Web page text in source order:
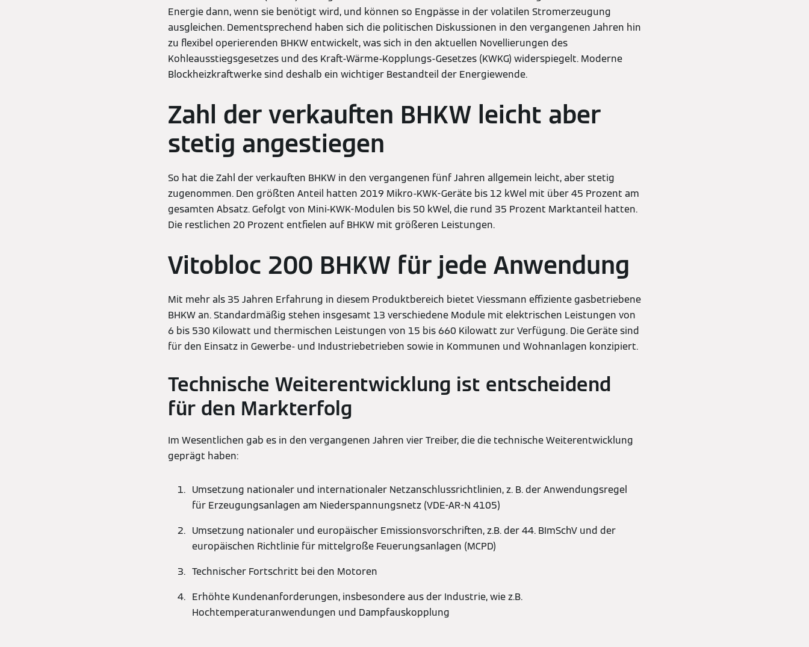
Energie dann, wenn sie benötigt wird, und können so Engpässe in der volatilen Stromerzeugung
ausgleichen. Dementsprechend haben sich die politischen Diskussionen in den vergangenen Jahren hin
zu flexibel operierenden BHKW entwickelt, was sich in den aktuellen Novellierungen des
Kohleausstiegsgesetzes und des Kraft-Wärme-Kopplungs-Gesetzes (KWKG) widerspiegelt. Moderne
Blockheizkraftwerke sind deshalb ein wichtiger Bestandteil der Energiewende.
Zahl der verkauften BHKW leicht aber
stetig angestiegen
So hat die Zahl der verkauften BHKW in den vergangenen fünf Jahren allgemein leicht, aber stetig
zugenommen. Den größten Anteil hatten 2019 Mikro-KWK-Geräte bis 12 kWel mit über 45 Prozent am
gesamten Absatz. Gefolgt von Mini-KWK-Modulen bis 50 kWel, die rund 35 Prozent Marktanteil hatten.
Die restlichen 20 Prozent entfielen auf BHKW mit größeren Leistungen.
Vitobloc 200 BHKW für jede Anwendung
Mit mehr als 35 Jahren Erfahrung in diesem Produktbereich bietet Viessmann effiziente gasbetriebene
BHKW an. Standardmäßig stehen insgesamt 13 verschiedene Module mit elektrischen Leistungen von
6 bis 530 Kilowatt und thermischen Leistungen von 15 bis 660 Kilowatt zur Verfügung. Die Geräte sind
für den Einsatz in Gewerbe- und Industriebetrieben sowie in Kommunen und Wohnanlagen konzipiert.
Technische Weiterentwicklung ist entscheidend
für den Markterfolg
Im Wesentlichen gab es in den vergangenen Jahren vier Treiber, die die technische Weiterentwicklung
geprägt haben:
Umsetzung nationaler und internationaler Netzanschlussrichtlinien, z. B. der Anwendungsregel
für Erzeugungsanlagen am Niederspannungsnetz (VDE-AR-N 4105)
Umsetzung nationaler und europäischer Emissionsvorschriften, z.B. der 44. BImSchV und der
europäischen Richtlinie für mittelgroße Feuerungsanlagen (MCPD)
Technischer Fortschritt bei den Motoren
Erhöhte Kundenanforderungen, insbesondere aus der Industrie, wie z.B.
Hochtemperaturanwendungen und Dampfauskopplung